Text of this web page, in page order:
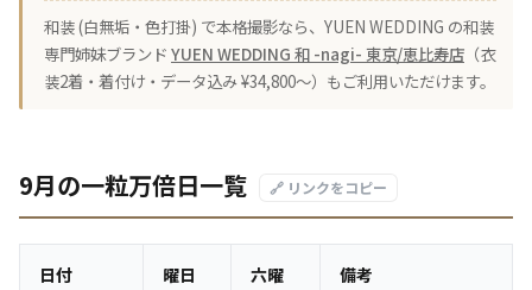
和装 (白無垢・色打掛) で本格撮影なら、YUEN WEDDING の和装
専門姉妹ブランド YUEN WEDDING 和 -nagi- 東京/恵比寿店 （衣
装2着・着付け・データ込み ¥34,800〜）もご利用いただけます。
9月の一粒万倍日一覧 🔗 リンクをコピー
日付 曜日 六曜 備考